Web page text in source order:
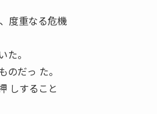
度重なる危機
。
だっ た。
しすること